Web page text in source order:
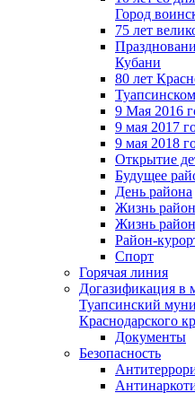
Город
75 лет
Кубани
80 лет
9 Мая 2016
9 мая 2017
9 мая 2018
Открытие
Будущее
День района
Жизнь
Жизнь
Район-
Спорт
Горячая линия
Догазификация в
Туапсинский
Краснодарского
Документы
Безопасность